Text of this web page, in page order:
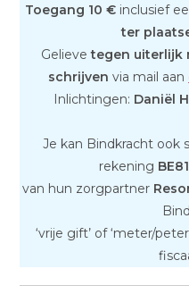
Toegang 10 €inclusief
ter
Gelievetegen uiterlijk
schrijven via mail aan
Inlichtingen: Daniël
Je kan Bindkracht
rekening
van hun zorgpartner
‘vrije gift’ of ‘meter/